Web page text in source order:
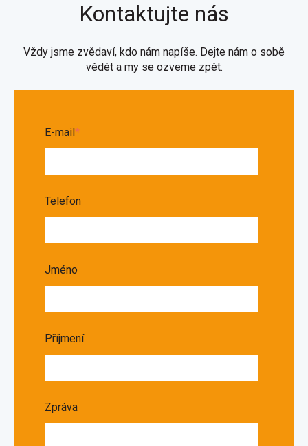
Kontaktujte nás
Vždy jsme zvědaví, kdo nám napíše. Dejte nám o sobě
vědět a my se ozveme zpět.
E-mail*
Telefon
Jméno
Příjmení
Zpráva